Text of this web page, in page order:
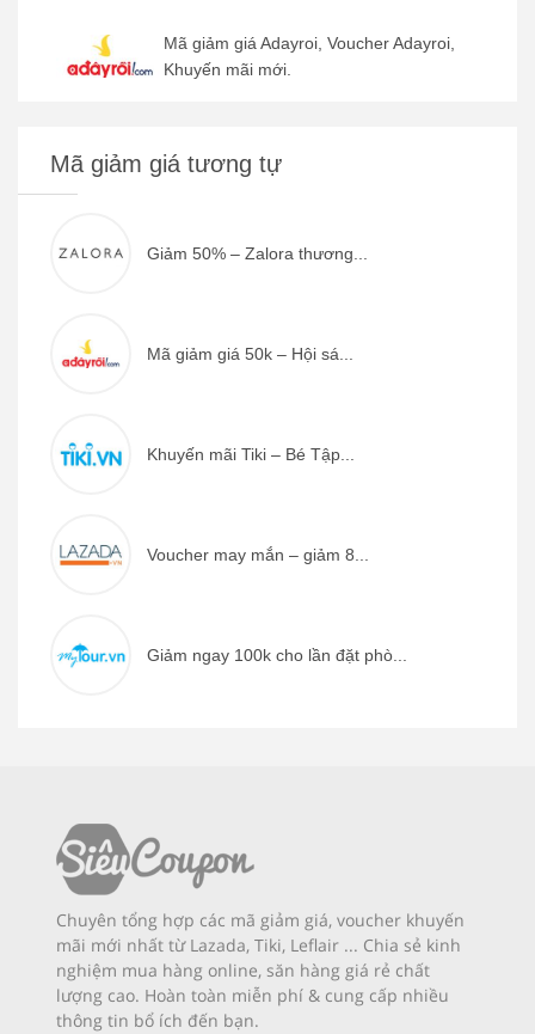
Mã giảm giá Adayroi, Voucher Adayroi,
Khuyến mãi mới.
Mã giảm giá tương tự
Giảm 50% – Zalora thương...
Mã giảm giá 50k – Hội sá...
Khuyến mãi Tiki – Bé Tập...
Voucher may mắn – giảm 8...
Giảm ngay 100k cho lần đặt phò...
Chuyên tổng hợp các mã giảm giá, voucher khuyến
mãi mới nhất từ Lazada, Tiki, Leflair ... Chia sẻ kinh
nghiệm mua hàng online, săn hàng giá rẻ chất
lượng cao. Hoàn toàn miễn phí & cung cấp nhiều
thông tin bổ ích đến bạn.